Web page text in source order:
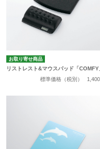
お取り寄せ商品
リストレスト&マウスパッド「COMFY
標準価格（税別）